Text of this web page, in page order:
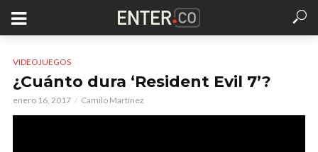
VIDEOJUEGOS
¿Cuánto dura ‘Resident Evil 7’?
enero 16, 2017 Camilo Martínez